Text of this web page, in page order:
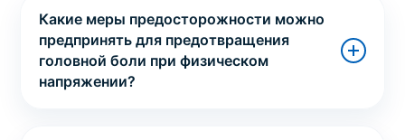
Какие меры предосторожности можно
предпринять для предотвращения
головной боли при физическом
напряжении?